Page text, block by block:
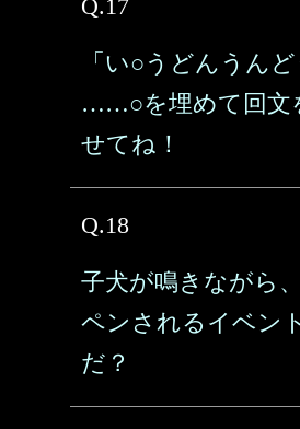
Q.17
「い○うどんうんど
……○を埋めて回文
せてね！
Q.18
子犬が鳴きながら
ペンされるイベン
だ？